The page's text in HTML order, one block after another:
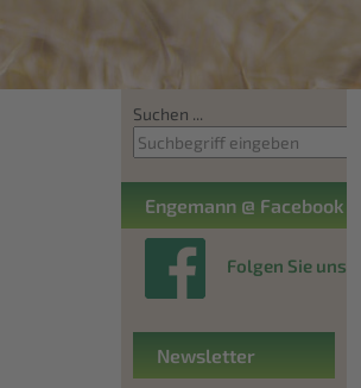
Suchen ...
Engemann @ Facebook
Folgen Sie uns
Newsletter